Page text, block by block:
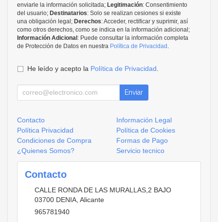
enviarle la información solicitada; Legitimación: Consentimiento
del usuario; Destinatarios: Solo se realizan cesiones si existe
una obligación legal; Derechos: Acceder, rectificar y suprimir, así
como otros derechos, como se indica en la información adicional;
Información Adicional : Puede consultar la información completa
de Protección de Datos en nuestra Política de Privacidad
He leído y acepto la Política de Privacidad
Enviar
Contacto
Información Legal
Política Privacidad
Política de Cookies
Condiciones de Compra
Formas de Pago
¿Quienes Somos?
Servicio tecnico
Contacto
CALLE RONDA DE LAS MURALLAS,2 BAJO
03700 DENIA Alicante
965781940